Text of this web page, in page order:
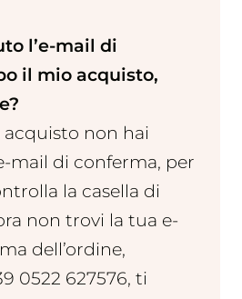
l’e-mail di
il mio acquisto,
non hai
mail di conferma, per
la casella di
non trovi la tua e-
dell’ordine,
0522 627576, ti